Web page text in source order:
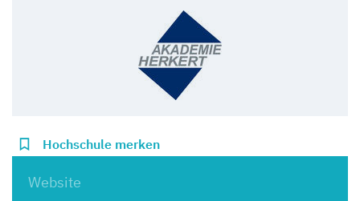
Hochschule merken
Website